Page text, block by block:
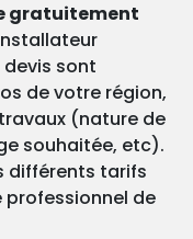
gratuitement
sont
de votre région,
(nature de
souhaitée, etc).
différents tarifs
de